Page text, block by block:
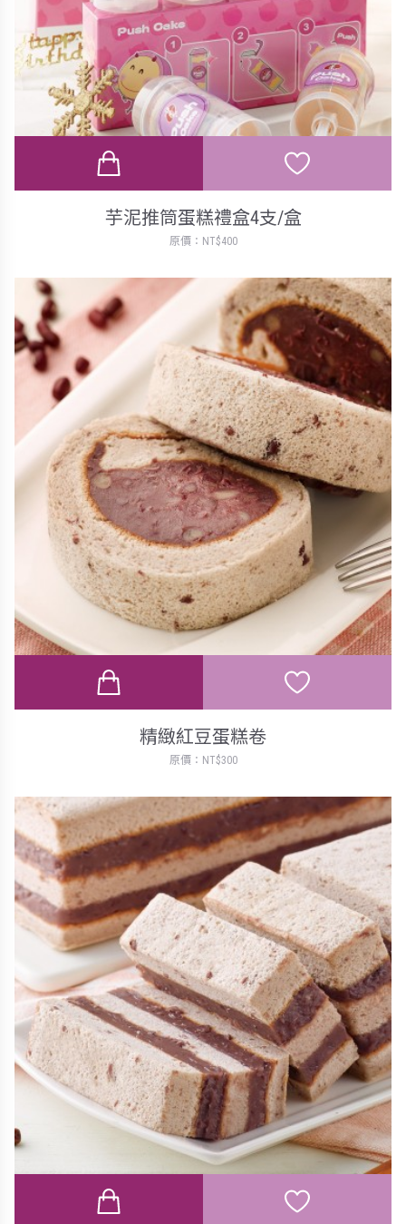
芋泥推筒蛋糕禮盒4支/盒
原價：NT$400
精緻紅豆蛋糕卷
原價：NT$300